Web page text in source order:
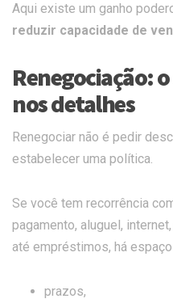
Aqui existe um ganho
reduzir capacidade de
Renegociação:
nos detalhes
Renegociar não é pedir
estabelecer uma política.
Se você tem recorrência
pagamento, aluguel,
até empréstimos, há
prazos,